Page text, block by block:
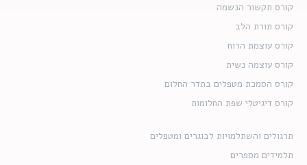
קורס תקשור הנשמה
קורס תורת הלב
קורס עוצמת הרוח
קורס עוצמה נשית
קורס הסמכת מטפלים בתדר החלום
קורס דיגיטלי שפת החלומות
תרגולים והשתלמויות לבוגרים ומטפלים
תלמידים מספרים